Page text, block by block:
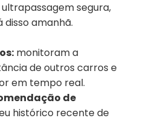
segura,
amanhã.
monitoram a
de outros carros e
em tempo real.
de
histórico recente de